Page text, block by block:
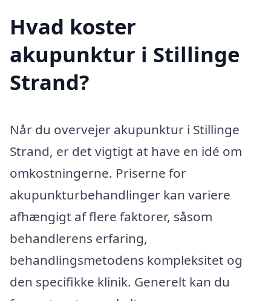
Hvad koster
akupunktur i Stillinge
Strand?
Når du overvejer akupunktur i Stillinge
Strand, er det vigtigt at have en idé om
omkostningerne. Priserne for
akupunkturbehandlinger kan variere
afhængigt af flere faktorer, såsom
behandlerens erfaring,
behandlingsmetodens kompleksitet og
den specifikke klinik. Generelt kan du